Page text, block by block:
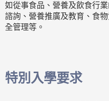
如從事食品、營養及飲食行
諮詢、營養推廣及教育、食
全管理等。
特別入學要求